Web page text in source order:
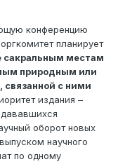
конференцию
планирует
сакральным местам
природным или
с ними
издания –
оборот новых
научного
по одному